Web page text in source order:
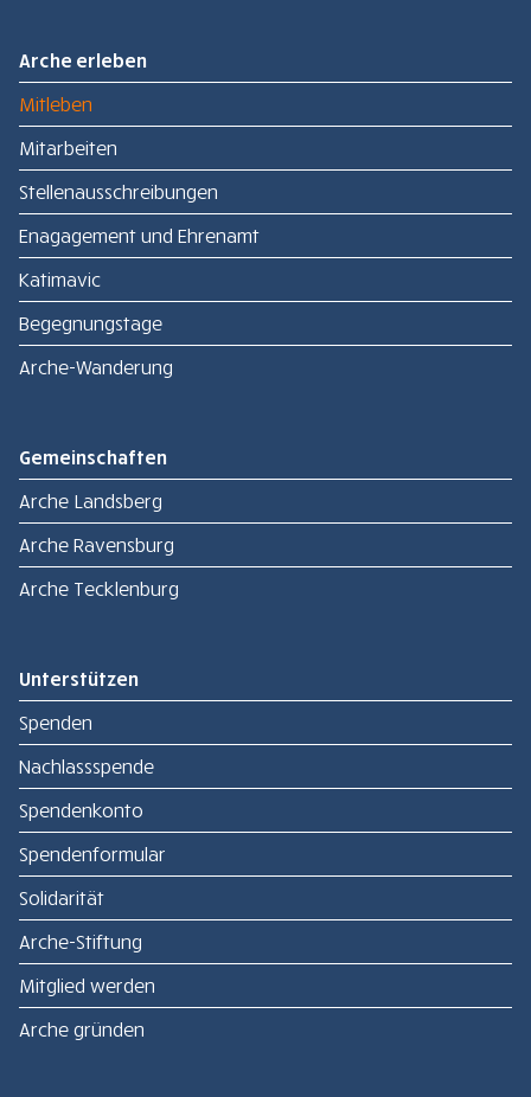
Arche erleben
Mitleben
Mitarbeiten
Stellenausschreibungen
Enagagement und Ehrenamt
Katimavic
Begegnungstage
Arche-Wanderung
Gemeinschaften
Arche Landsberg
Arche Ravensburg
Arche Tecklenburg
Unterstützen
Spenden
Nachlassspende
Spendenkonto
Spendenformular
Solidarität
Arche-Stiftung
Mitglied werden
Arche gründen